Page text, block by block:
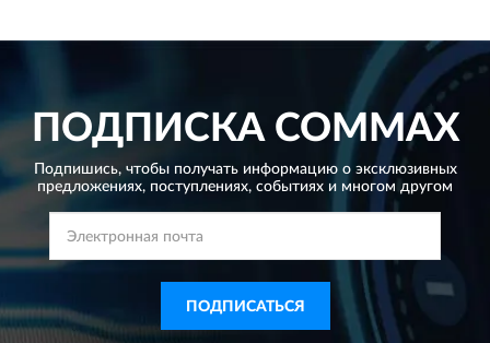
ПОДПИСКАCOMMAX
Подпишись, чтобы получать информацию о эксклюзивных
предложениях, поступлениях, событиях и многом другом
ПОДПИСАТЬСЯ